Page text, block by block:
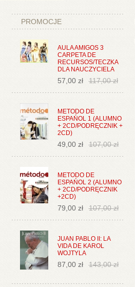
PROMOCJE
AULA AMIGOS 3
CARPETA DE
RECURSOS/TECZKA
DLA NAUCZYCIELA
57,00 zł 117,00 zł
METODO DE
ESPAŃOL 1 (ALUMNO
+ 2CD/PODRĘCZNIK +
2CD)
49,00 zł 107,00 zł
METODO DE
ESPAŃOL 2 (ALUMNO
+ 2CD/PODRĘCZNIK
+2CD)
79,00 zł 107,00 zł
JUAN PABLO II: LA
VIDA DE KAROL
WOJTYLA
87,00 zł 143,00 zł